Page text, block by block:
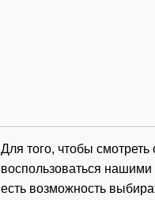
Для того, чтобы
воспользоваться
есть возможность